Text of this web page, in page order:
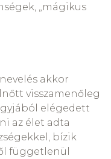
„mágikus
akkor
visszamenőleg
elégedett
az élet adta
bízik
függetlenül